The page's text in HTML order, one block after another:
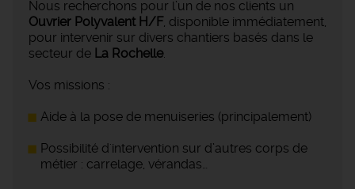
Nous recherchons pour l’un de nos clients un
Ouvrier Polyvalent H/F, disponible immédiatement,
pour intervenir sur divers chantiers basés dans le
secteur de La Rochelle.
Vos missions :
Aide à la pose de menuiseries (principalement)
Possibilité d'intervention sur d’autres corps de
métier : carrelage, vérandas…